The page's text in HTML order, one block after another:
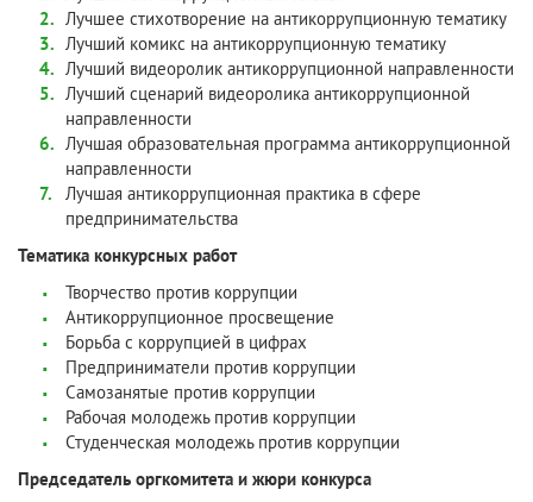
Лучшее стихотворение на антикоррупционную тематику
Лучший комикс на антикоррупционную тематику
Лучший видеоролик антикоррупционной направленности
Лучший сценарий видеоролика антикоррупционной
направленности
Лучшая образовательная программа антикоррупционной
направленности
Лучшая антикоррупционная практика в сфере
предпринимательства
Тематика конкурсных работ
Творчество против коррупции
Антикоррупционное просвещение
Борьба с коррупцией в цифрах
Предприниматели против коррупции
Самозанятые против коррупции
Рабочая молодежь против коррупции
Студенческая молодежь против коррупции
Председатель оргкомитета и жюри конкурса